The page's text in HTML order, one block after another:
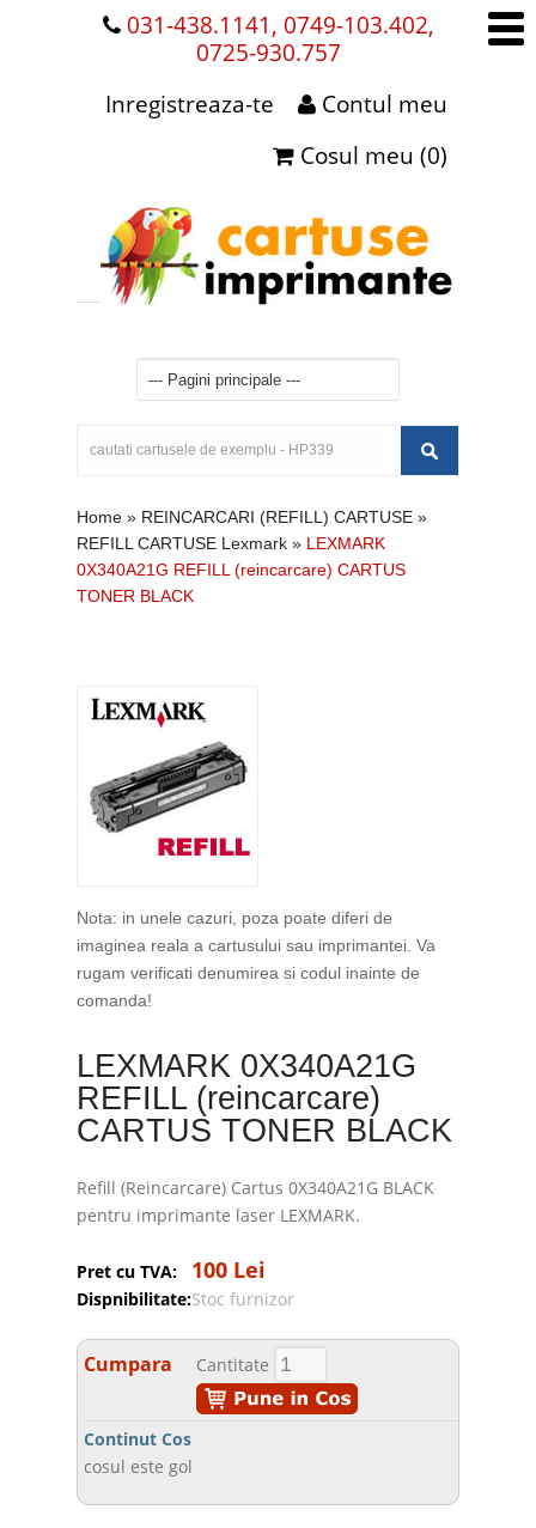
031-438.1141, 0749-103.402,
0725-930.757
Contul meu
Inregistreaza-te
Cosul meu (0)
Home » REINCARCARI (REFILL) CARTUSE »
REFILL CARTUSE Lexmark » LEXMARK
0X340A21G REFILL (reincarcare) CARTUS
TONER BLACK
Nota: in unele cazuri, poza poate diferi de
imaginea reala a cartusului sau imprimantei. Va
rugam verificati denumirea si codul inainte de
comanda!
LEXMARK 0X340A21G
REFILL (reincarcare)
CARTUS TONER BLACK
Refill (Reincarcare) Cartus 0X340A21G BLACK
pentru imprimante laser LEXMARK.
Pret cu TVA: 100 Lei
Dispnibilitate:Stoc furnizor
Cumpara Cantitate
Continut Cos
cosul este gol